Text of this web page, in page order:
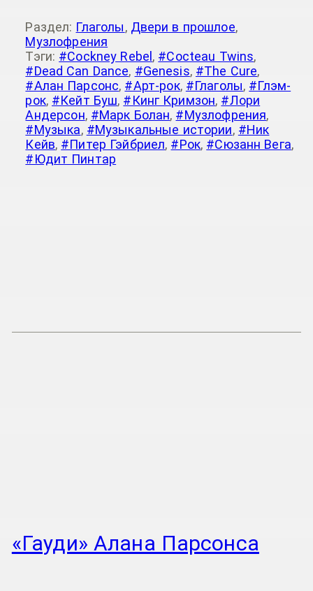
Раздел: Глаголы, Двери в прошлое,
Музлофрения
Тэги: #Cockney Rebel , #Cocteau Twins,
#Dead Can Dance, #Genesis, #The Cure,
#Алан Парсонс, #Арт-рок, #Глаголы, #Глэм-
рок, #Кейт Буш, #Кинг Кримзон, #Лори
Андерсон, #Марк Болан, #Музлофрения,
#Музыка, #Музыкальные истории, #Ник
Кейв, #Питер Гэйбриел, #Рок, #Сюзанн Вега,
#Юдит Пинтар
«Гауди» Алана Парсонса